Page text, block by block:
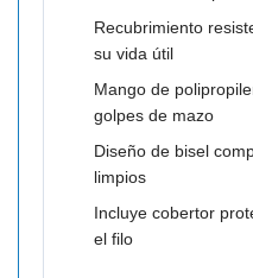
Recubrimiento
su vida útil
Mango de
golpes de mazo
Diseño de bisel
limpios
Incluye cobertor
el filo